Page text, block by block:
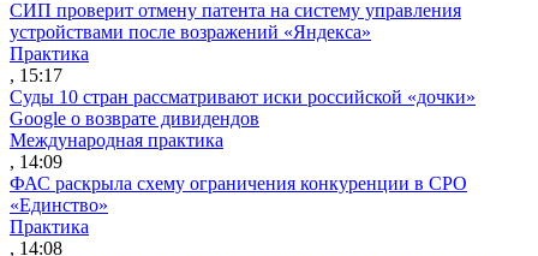
СИП проверит отмену патента на систему управления
устройствами после возражений «Яндекса»
Практика
, 15:17
Суды 10 стран рассматривают иски российской «дочки»
Google о возврате дивидендов
Международная практика
, 14:09
ФАС раскрыла схему ограничения конкуренции в СРО
«Единство»
Практика
, 14:08